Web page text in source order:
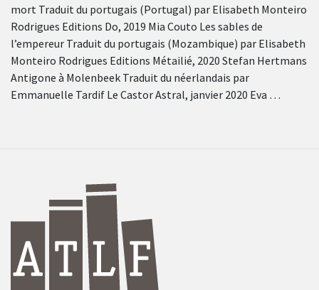
mort Traduit du portugais (Portugal) par Elisabeth Monteiro
Rodrigues Editions Do, 2019 Mia Couto Les sables de
l’empereur Traduit du portugais (Mozambique) par Elisabeth
Monteiro Rodrigues Editions Métailié, 2020 Stefan Hertmans
Antigone à Molenbeek Traduit du néerlandais par
Emmanuelle Tardif Le Castor Astral, janvier 2020 Eva …